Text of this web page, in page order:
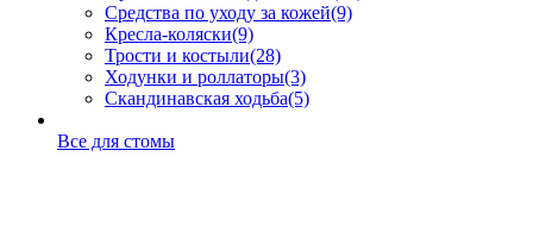
Средства по уходу за кожей(9)
Кресла-коляски(9)
Трости и костыли(28)
Ходунки и роллаторы(3)
Скандинавская ходьба(5)
Все для стомы